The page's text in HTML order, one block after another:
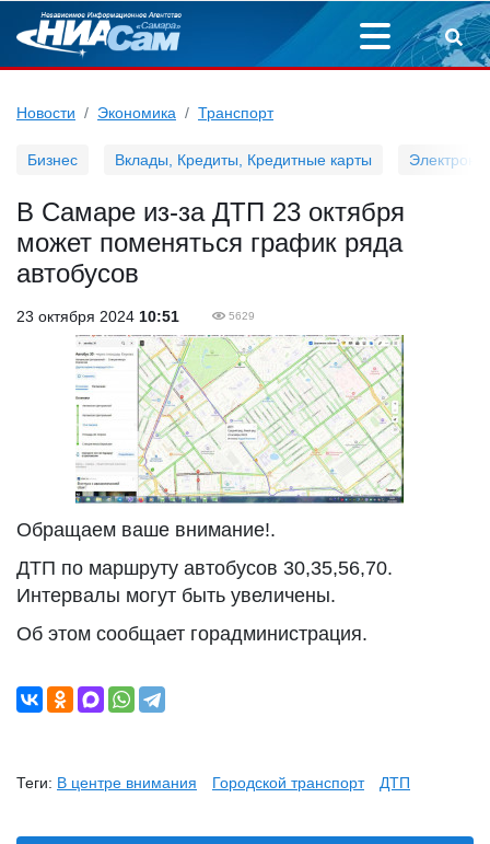
Новости Экономика Транспорт
Бизнес Вклады, Кредиты, Кредитные карты
В Самаре из-за ДТП 23 октября
может поменяться график ряда
автобусов
23 октября 2024 10:51 5629
Обращаем ваше внимание!.
ДТП по маршруту автобусов 30,35,56,70.
Интервалы могут быть увеличены.
Об этом сообщает горадминистрация.
Теги: В центре внимания Городской транспорт ДТП